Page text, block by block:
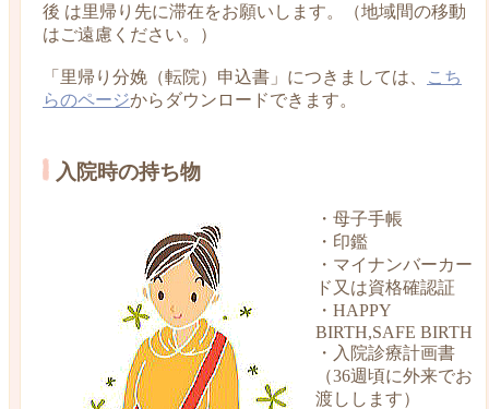
後 は里帰り先に滞在をお願いします。（地域間の移動
はご遠慮ください。）
「里帰り分娩（転院）申込書」につきましては、
こち
らのページからダウンロードできます。
入院時の持ち物
・母子手帳
・印鑑
・マイナンバーカー
ド又は資格確認証
・HAPPY
BIRTH,SAFE BIRTH
・入院診療計画書
（36週頃に外来でお
渡しします）